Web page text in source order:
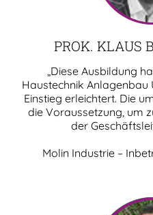
PROK. KLAUS
„Diese Ausbildung
Haustechnik Anlagenbau
Einstieg erleichtert. Die
die Voraussetzung, um
der
Molin Industrie –